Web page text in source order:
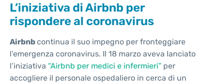
L’iniziativa di Airbnb per
rispondere al coronavirus
Airbnbcontinua il suo impegno per fronteggiare
l’emergenza coronavirus. Il 18 marzo aveva lanciato
l’iniziativa “Airbnb per medici e infermieri” per
accogliere il personale ospedaliero in cerca di un